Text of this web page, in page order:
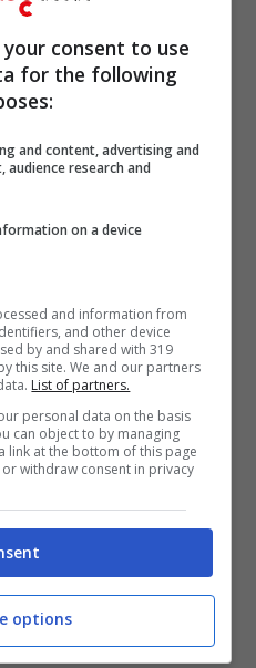
per l’indumento,
delsenodella bella
reggiseno– ma può
top – contiene a
modella.
che
volutamente; il
destra di Nara. Gli
socchiusi, a
consent to use
for the following
and content, advertising and
research and
on a device
and information from
and other device
by and shared with 319
this site. We and our partners
List of partners.
personal data on the basis
can object to by managing
link at the bottom of this page
withdraw consent in privacy
options